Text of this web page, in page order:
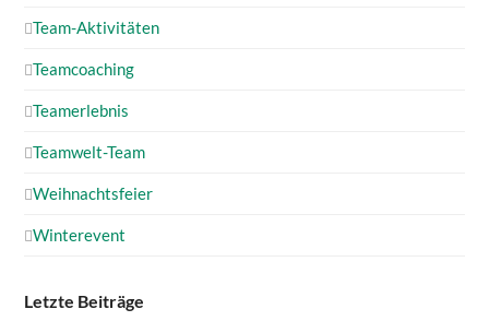
Team-Aktivitäten
Teamcoaching
Teamerlebnis
Teamwelt-Team
Weihnachtsfeier
Winterevent
Letzte Beiträge